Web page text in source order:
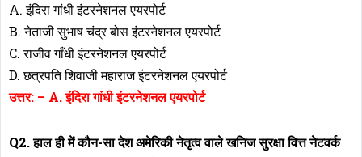
A. इंदिरा गांधी इंटरनेशनल एयरपोर्ट
B. नेताजी सुभाष चंद्र बोस इंटरनेशनल एयरपोर्ट
C. राजीव गाँधी इंटरनेशनल एयरपोर्ट
D. छत्रपति शिवाजी महाराज इंटरनेशनल एयरपोर्ट
उत्तर: – A. इंदिरा गांधी इंटरनेशनल एयरपोर्ट
Q2. हाल ही में कौन-सा देश अमेरिकी नेतृत्व वाले खनिज सुरक्षा वित्त नेटवर्क